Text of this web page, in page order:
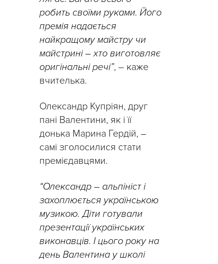
робить своїми руками. Його
премія надається
найкращому майстру чи
майстрині – хто виготовляє
оригінальні речі”, – каже
вчителька.
Олександр Купріян, друг
пані Валентини, як і її
донька Марина Гердій, –
самі зголосилися стати
премієдавцями.
“Олександр – альпініст і
захоплюється українською
музикою. Діти готували
презентації українських
виконавців. І цього року на
день Валентина у школі